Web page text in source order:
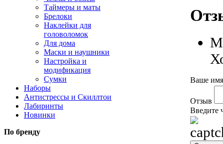
Таймеры и маты
Брелоки
Наклейки для
головоломок
Для дома
Маски и наушники
Настройка и
модификация
Сумки
Наборы
Антистрессы и Скиллтои
Лабиринты
Новинки
По бренду
Ваше
Отзыв
Введите